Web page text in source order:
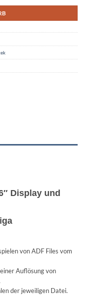
Display und
von ADF Files vom
Auflösung von
der jeweiligen Datei.